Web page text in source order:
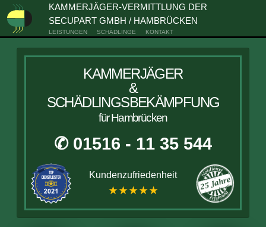
KAMMERJÄGER-VERMITTLUNG DER
SECUPART GMBH / HAMBRÜCKEN
LEISTUNGEN SCHÄDLINGE KONTAKT
KAMMERJÄGER
&
SCHÄDLINGSBEKÄMPFUNG
für Hambrücken
✆ 01516 - 11 35 544
Kundenzufriedenheit
★★★★★